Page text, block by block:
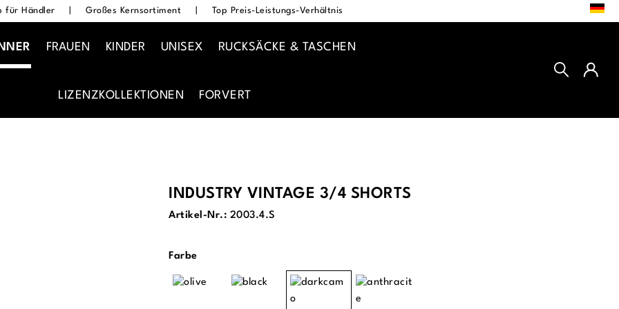
für Händler Großes Kernsortiment Top Preis-Leistungs-Verhältnis
FRAUEN KINDER UNISEX RUCKSÄCKE & TASCHEN
LIZENZKOLLEKTIONEN FORVERT
INDUSTRY VINTAGE 3/4 SHORTS
Artikel-Nr.: 2003.4.S
Farbeauswählen